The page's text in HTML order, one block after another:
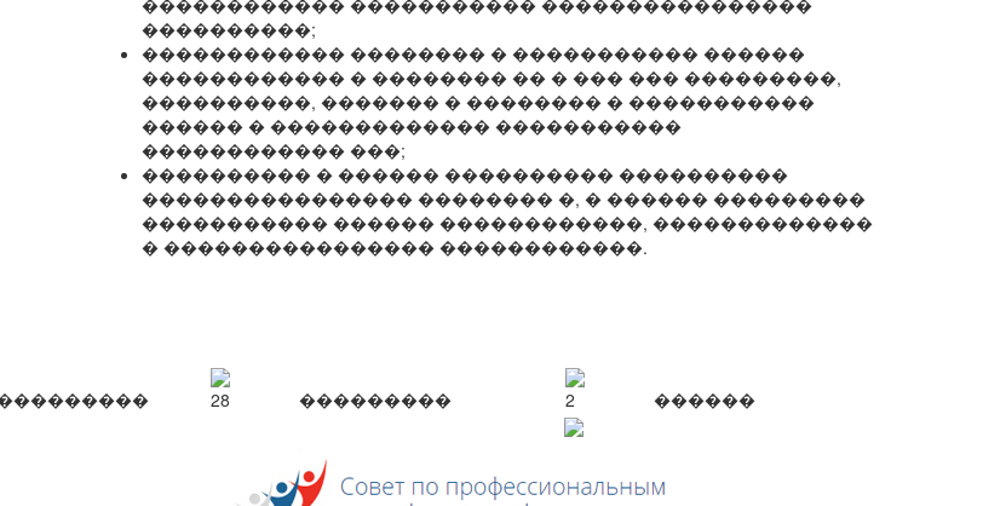
����������;
������������ �������� � ����������� ������
������������ � �������� �� � ��� ��� ���������,
����������, ������� � �������� � �����������
������ � ������������� �����������
������������ ���;
���������� � ������ ���������� ����������
���������������� �������� �, � ������ ���������
����������� ������ ������������, �������������
� ���������������� ������������.
28 ��������� 2
������